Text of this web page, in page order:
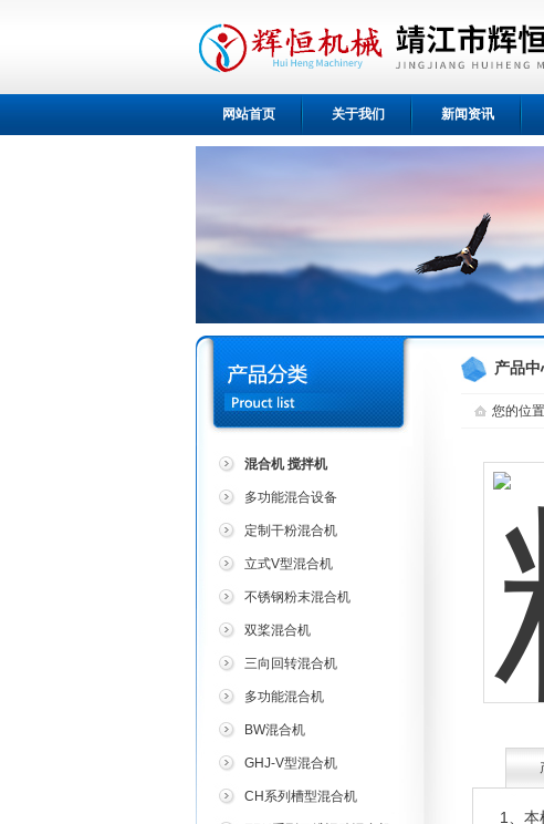
网站首页 关于我们 新闻资讯
混合机 搅拌机
多功能混合设备
定制干粉混合机
立式V型混合机
不锈钢粉末混合机
双桨混合机
三向回转混合机
多功能混合机
BW混合机
GHJ-V型混合机
CH系列槽型混合机
产品中
您的位置
1、本